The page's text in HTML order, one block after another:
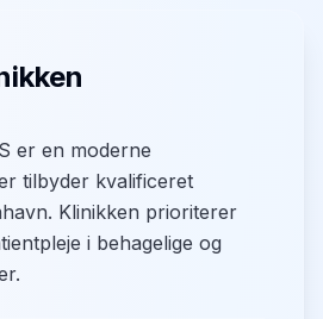
er en moderne
tilbyder kvalificeret
Klinikken prioriterer
i behagelige og